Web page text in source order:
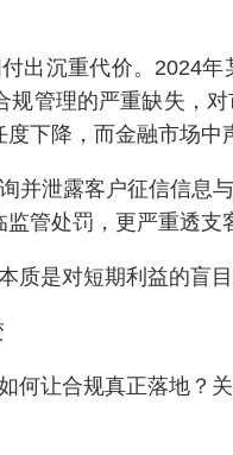
出沉重代价。2024
管理的严重缺失，
下降，而金融市场中
并泄露客户征信信息
管处罚，更严重透支
质是对短期利益的盲
何让合规真正落地？